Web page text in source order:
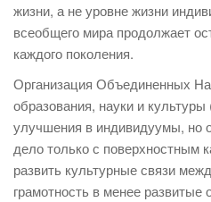
жизни, а не уровне жизни
всеобщего мира продолжает
каждого поколения.
Организация Объединенных
образования, науки и
улучшения в индивидуумы, но
дело только с поверхностным
развить культурные связи
грамотность в менее развитые